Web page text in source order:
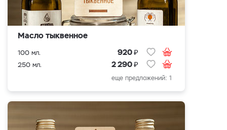
Масло тыквенное
100 мл. 920₽
250 мл. 2 290₽
еще предложений: 1